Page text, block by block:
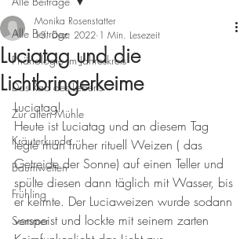
Alle Beiträge
Phänologie im Jahreskreis
Das Rad des Lebens
Zur alten Mühle
Kräuterkunde
Baumwelten
Frühling
Sommer
Luciatag und die
Lichtbringerkeime
Monika Rosenstatter
13. Dez. 2022 1 Min. Lesezeit
Luciatag!
Heute ist Luciatag und an diesem Tag
legte man früher rituell Weizen ( das
Getreide der Sonne) auf einen Teller und
spülte diesen dann täglich mit Wasser, bis
er keimte. Der Luciaweizen wurde sodann
verspeist und lockte mit seinem zarten